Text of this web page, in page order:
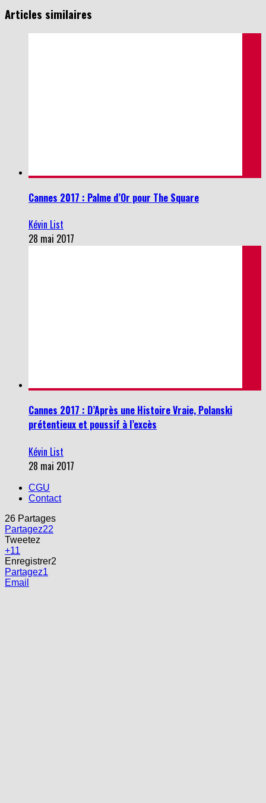
Articles similaires
Cannes 2017 : Palme d’Or pour The Square
Kévin List
28 mai 2017
Cannes 2017 : D’Après une Histoire Vraie, Polanski
prétentieux et poussif à l’excès
Kévin List
28 mai 2017
CGU
Contact
26 Partages
Partagez22
Tweetez
+11
Enregistrer2
Partagez1
Email